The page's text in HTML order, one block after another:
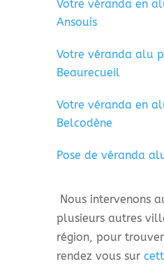
Votre véranda en
Ansouis
Votre véranda alu
Beaurecueil
Votre véranda en
Belcodène
Pose de véranda
Nous intervenons
plusieurs autres
région, pour
rendez vous sur